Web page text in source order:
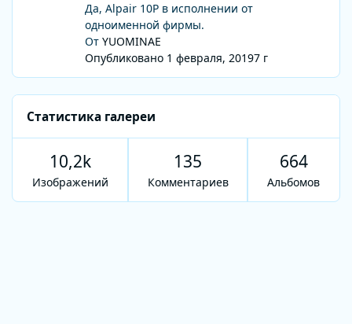
Да, Alpair 10P в исполнении от
одноименной фирмы.
От YUOMINAE
Опубликовано 1 февраля, 20197 г
Статистика галереи
Изображений
10,2k
Комментариев
135
Альбомов
664